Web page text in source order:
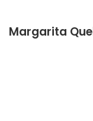
Margarita